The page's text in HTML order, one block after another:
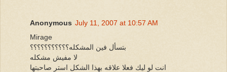
Anonymous July 11, 2007 at 10:57 AM
Mirage
بتسأل فين المشكله؟؟؟؟؟؟؟؟؟؟؟
لا مفيش مشكله
انت لو ليك فعلا علاقه بهذا الشكل استر صاحبتها